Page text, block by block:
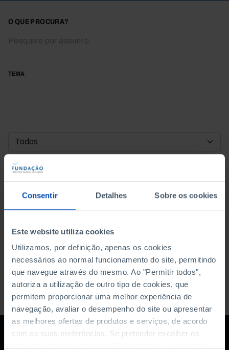
Consentir Detalhes Sobre os cookies
Este website utiliza cookies
Utilizamos, por definição, apenas os cookies
necessários ao normal funcionamento do site, permitindo
que navegue através do mesmo. Ao "Permitir todos",
autoriza a utilização de outro tipo de cookies, que
permitem proporcionar uma melhor experiência de
navegação, avaliar o desempenho do site ou apresentar
as melhores ofertas de produtos e serviços, de acordo
com as suas preferências. Se pretender escolher os
O QUE PROCURA?
TEMA
DATA DE INÍCIO
DATA DE FIM